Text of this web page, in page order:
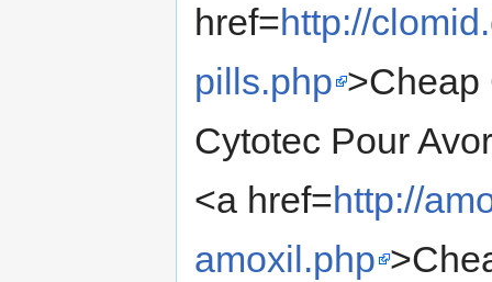
href=http://
pills.php >Cheap
Cytotec Pour
<a href=http://
amoxil.php